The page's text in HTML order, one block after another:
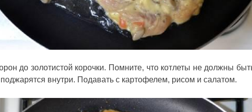
до золотистой корочки. Помните, что котлеты не должны
поджарятся внутри. Подавать с картофелем, рисом и салатом.